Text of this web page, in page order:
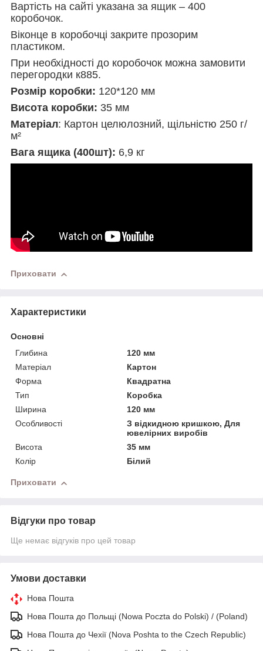
Вартість на сайті указана за ящик – 400
коробочок.
Віконце в коробочці закрите прозорим
пластиком.
При необхідності до коробочок можна замовити
перегородки к885.
Розмір коробки: 120*120 мм
Висота коробки: 35 мм
Матеріал: Картон целюлозний, щільністю 250 г/
м²
Вага ящика (400шт): 6,9 кг
Приховати
Характеристики
Основні
Глибина
120 мм
Матеріал
Картон
Форма
Квадратна
Тип
Коробка
Ширина
120 мм
Особливості
З відкидною кришкою, Для
ювелірних виробів
Висота
35 мм
Колір
Білий
Приховати
Відгуки про товар
Ще немає відгуків про цей товар
Умови доставки
Нова Пошта
Нова Пошта до Польщі (Nowa Poczta do Polski) / (Poland)
Нова Пошта до Чехії (Nova Poshta to the Czech Republic)